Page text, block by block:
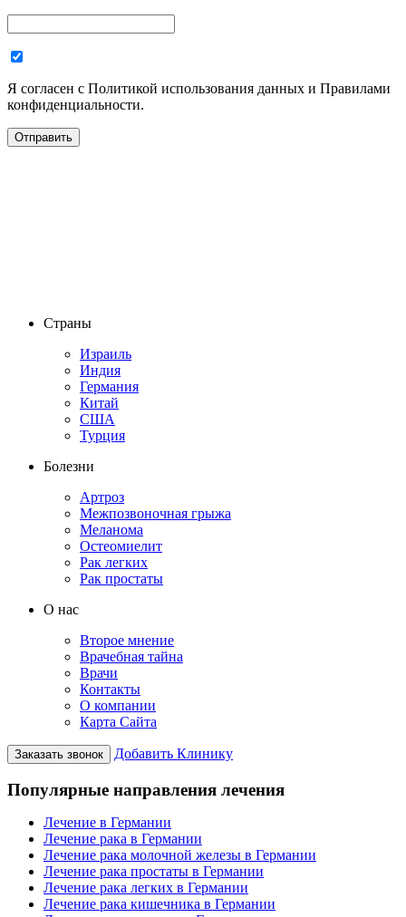
Я согласен с Политикой использования данных и Правилами
конфиденциальности.
Страны
Израиль
Индия
Германия
Китай
США
Турция
Болезни
Артроз
Межпозвоночная грыжа
Меланома
Остеомиелит
Рак легких
Рак простаты
О нас
Второе мнение
Врачебная тайна
Врачи
Контакты
О компании
Карта Сайта
Заказать звонок Добавить Клинику
Популярные направления лечения
Лечение в Германии
Лечение рака в Германии
Лечение рака молочной железы в Германии
Лечение рака простаты в Германии
Лечение рака легких в Германии
Лечение рака кишечника в Германии